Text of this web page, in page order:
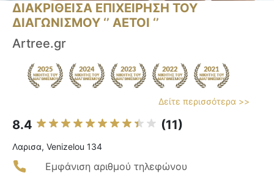
ΔΙΑΚΡΙΘΕΙΣΑ ΕΠΙΧΕΙΡΗΣΗ ΤΟΥ
ΔΙΑΓΩΝΙΣΜΟΥ ‘’ ΑΕΤΟΙ ‘’
Artree.gr
Δείτε περισσότερα >>
8.4 (11)
Λαρισα, Venizelou 134
Εμφάνιση αριθμού τηλεφώνου